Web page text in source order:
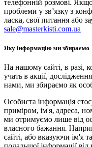
телефонній розмові.
проблеми у зв’язку з
ласка, свої питання або
sale@masterkisti.com.ua
Яку інформацію ми збираємо
На нашому сайті, в разі,
учать в акції,
нами, ми збираємо як
Особиста інформація
приміром, ім'я, адреса,
ми отримуємо лише від
власного бажання.
сайті, або вказуючи ім'я